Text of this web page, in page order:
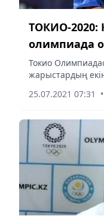
ТОКИО-2020:
олимпиада
бастады
Токио
жарыстардың
жарысты сәтті
25.07.2021 07:31 •